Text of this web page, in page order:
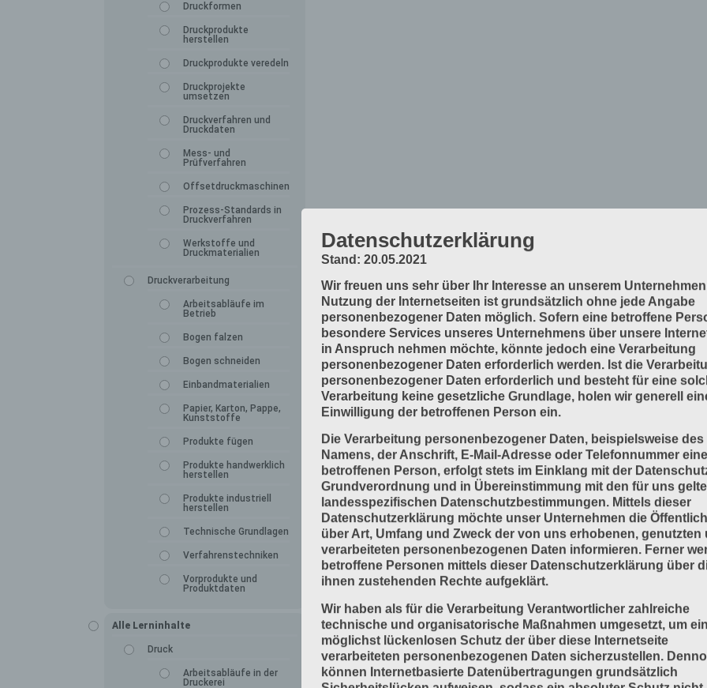
Druckformen
Druckprodukte
herstellen
Druckprodukte veredeln
Druckprojekte
umsetzen
Druckverfahren und
Druckdaten
Mess- und
Prüfverfahren
Offsetdruckmaschinen
Prozess-Standards in
Druckverfahren
Werkstoffe und
Druckmaterialien
Druckverarbeitung
Arbeitsabläufe im
Betrieb
Bogen falzen
Bogen schneiden
Einbandmaterialien
Papier, Karton, Pappe,
Kunststoffe
Produkte fügen
Produkte handwerklich
herstellen
Produkte industriell
herstellen
Technische Grundlagen
Verfahrenstechniken
Vorprodukte und
Produktdaten
Alle Lerninhalte
Druck
Arbeitsabläufe in der
Druckerei
Datenschutzerklärung
Stand: 20.05.2021
Wir freuen uns sehr über Ihr Interesse an unserem
Nutzung der Internetseiten ist grundsätzlich ohne jede Angabe
personenbezogener Daten möglich. Sofern eine betroffene
besondere Services unseres Unternehmens über unsere
in Anspruch nehmen möchte, könnte jedoch eine Verarbeitung
personenbezogener Daten erforderlich werden. Ist die
personenbezogener Daten erforderlich und besteht für eine
Verarbeitung keine gesetzliche Grundlage, holen wir generell
Einwilligung der betroffenen Person ein.
Die Verarbeitung personenbezogener Daten, beispielsweise des
Namens, der Anschrift, E-Mail-Adresse oder Telefonnummer
betroffenen Person, erfolgt stets im Einklang mit der
Grundverordnung und in Übereinstimmung mit den für uns
landesspezifischen Datenschutzbestimmungen. Mittels dieser
Datenschutzerklärung möchte unser Unternehmen die
über Art, Umfang und Zweck der von uns erhobenen, genutzten
verarbeiteten personenbezogenen Daten informieren. Ferner
betroffene Personen mittels dieser Datenschutzerklärung über
ihnen zustehenden Rechte aufgeklärt.
Wir haben als für die Verarbeitung Verantwortlicher zahlreiche
technische und organisatorische Maßnahmen umgesetzt, um
möglichst lückenlosen Schutz der über diese Internetseite
verarbeiteten personenbezogenen Daten sicherzustellen.
können Internetbasierte Datenübertragungen grundsätzlich